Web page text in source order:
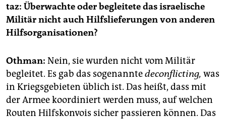
taz: Überwachte oder begleitete das israelische
Militär nicht auch Hilfslieferungen von anderen
Hilfsorganisationen?
Othman: Nein, sie wurden nicht vom Militär
begleitet. Es gab das sogenanntedeconflicting, was
in Kriegsgebieten üblich ist. Das heißt, dass mit
der Armee koordiniert werden muss, auf welchen
Routen Hilfskonvois sicher passieren können. Das